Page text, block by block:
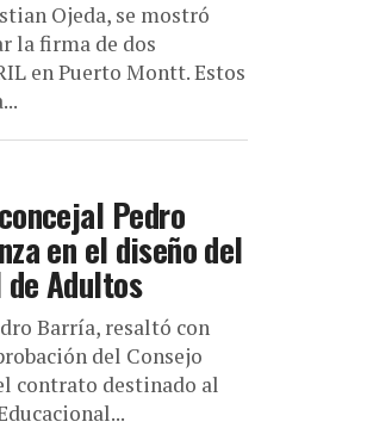
Ojeda, se mostró
la firma de dos
en Puerto Montt. Estos
Pedro
en el diseño del
Adultos
Barría, resaltó con
del Consejo
contrato destinado al